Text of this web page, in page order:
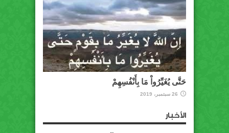
حَتَّى يُغَيِّرُواْ مَا بِأَنْفُسِهِمْ
26 سبتمبر، 2019
الأخبار